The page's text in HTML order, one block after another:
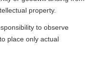
property.
to observe
place only actual